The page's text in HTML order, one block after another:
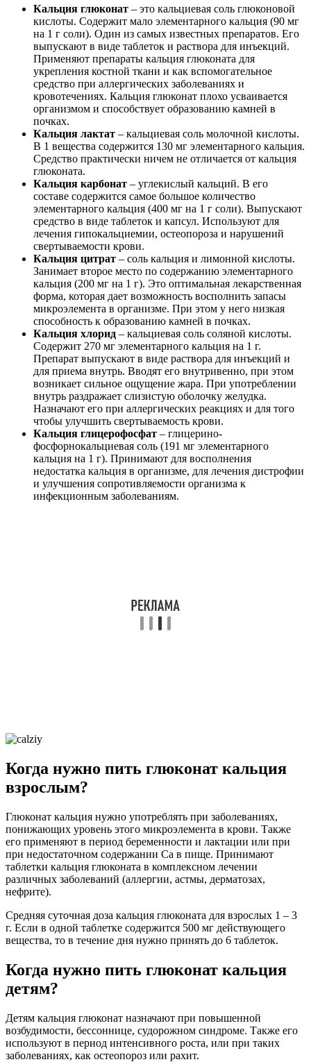
Кальция глюконат – это кальциевая соль глюконовой
кислоты. Содержит мало элементарного кальция (90 мг
на 1 г соли). Один из самых известных препаратов. Его
выпускают в виде таблеток и раствора для инъекций.
Применяют препараты кальция глюконата для
укрепления костной ткани и как вспомогательное
средство при аллергических заболеваниях и
кровотечениях. Кальция глюконат плохо усваивается
организмом и способствует образованию камней в
почках.
Кальция лактат – кальциевая соль молочной кислоты.
В 1 вещества содержится 130 мг элементарного кальция.
Средство практически ничем не отличается от кальция
глюконата.
Кальция карбонат – углекислый кальций. В его
составе содержится самое большое количество
элементарного кальция (400 мг на 1 г соли). Выпускают
средство в виде таблеток и капсул. Используют для
лечения гипокальциемии, остеопороза и нарушений
свертываемости крови.
Кальция цитрат – соль кальция и лимонной кислоты.
Занимает второе место по содержанию элементарного
кальция (200 мг на 1 г). Это оптимальная лекарственная
форма, которая дает возможность восполнить запасы
микроэлемента в организме. При этом у него низкая
способность к образованию камней в почках.
Кальция хлорид – кальциевая соль соляной кислоты.
Содержит 270 мг элементарного кальция на 1 г.
Препарат выпускают в виде раствора для инъекций и
для приема внутрь. Вводят его внутривенно, при этом
возникает сильное ощущение жара. При употреблении
внутрь раздражает слизистую оболочку желудка.
Назначают его при аллергических реакциях и для того
чтобы улучшить свертываемость крови.
Кальция глицерофосфат – глицерино-
фосфорнокальциевая соль (191 мг элементарного
кальция на 1 г). Принимают для восполнения
недостатка кальция в организме, для лечения дистрофии
и улучшения сопротивляемости организма к
инфекционным заболеваниям.
Когда нужно пить глюконат кальция
взрослым?
Глюконат кальция нужно употреблять при заболеваниях,
понижающих уровень этого микроэлемента в крови. Также
его применяют в период беременности и лактации или при
при недостаточном содержании Са в пище. Принимают
таблетки кальция глюконата в комплексном лечении
различных заболеваний (аллергии, астмы, дерматозах,
нефрите).
Средняя суточная доза кальция глюконата для взрослых 1 – 3
г. Если в одной таблетке содержится 500 мг действующего
вещества, то в течение дня нужно принять до 6 таблеток.
Когда нужно пить глюконат кальция
детям?
Детям кальция глюконат назначают при повышенной
возбудимости, бессоннице, судорожном синдроме. Также его
используют в период интенсивного роста, или при таких
заболеваниях, как остеопороз или рахит.